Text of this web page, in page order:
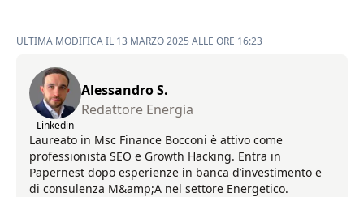
ULTIMA MODIFICA IL 13 MARZO 2025 ALLE ORE 16:23
Linkedin
Alessandro S.
Redattore Energia
Laureato in Msc Finance Bocconi è attivo come
professionista SEO e Growth Hacking. Entra in
Papernest dopo esperienze in banca d’investimento e
di consulenza M&amp;A nel settore Energetico.